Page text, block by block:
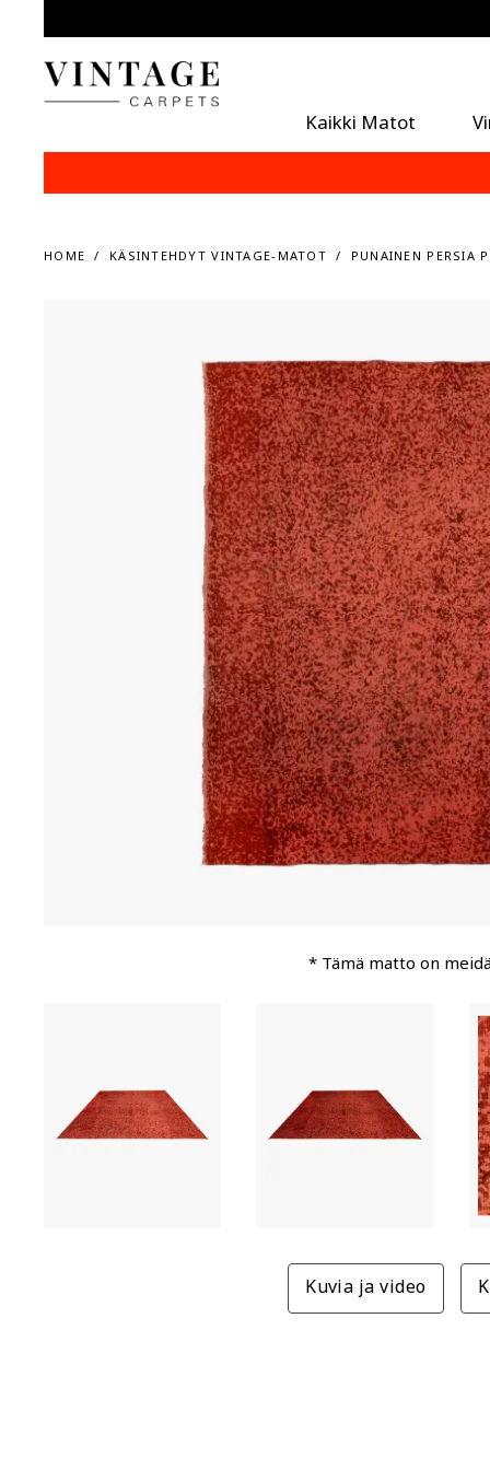
Kaikki Matot
HOME KÄSINTEHDYT VINTAGE-MATOT PUNAINEN PERSIA
* Tämä matto on
Kuvia ja video